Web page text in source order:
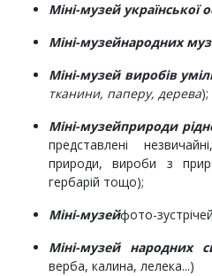
Міні-музей української
Міні-музейнародних
Міні-музей виробів
тканини, паперу, дерева);
Міні-музейприроди
представлені
природи, вироби з
гербарій тощо);
Міні-музейфото-
Міні-музей народних
верба, калина, лелека...)